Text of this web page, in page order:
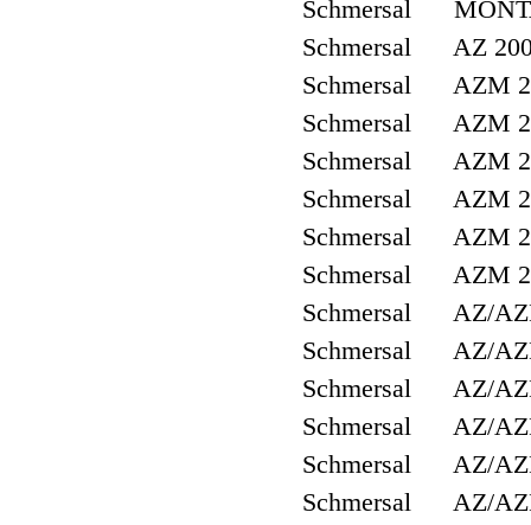
Schmersal
Schmersal AZ
Schmersal AZM
Schmersal AZM
Schmersal AZM
Schmersal AZM
Schmersal AZM
Schmersal AZM
Schmersal AZ/
Schmersal AZ/
Schmersal AZ/
Schmersal AZ/
Schmersal AZ/
Schmersal AZ/